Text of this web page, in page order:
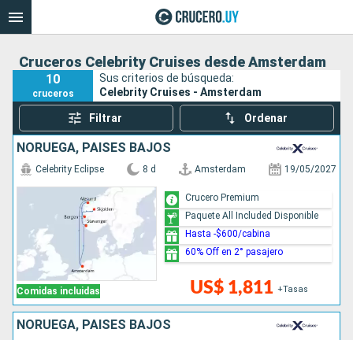
Cruceros Celebrity Cruises desde Amsterdam
10
cruceros
Sus criterios de búsqueda:
Celebrity Cruises - Amsterdam
Filtrar Ordenar
NORUEGA, PAISES BAJOS
Comidas incluidas
Celebrity Eclipse 8 d Amsterdam 19/05/2027
US$ 1,811 +Tasas
Crucero Premium
Paquete All Included Disponible
Hasta -$600/cabina
60% Off en 2° pasajero
NORUEGA, PAISES BAJOS